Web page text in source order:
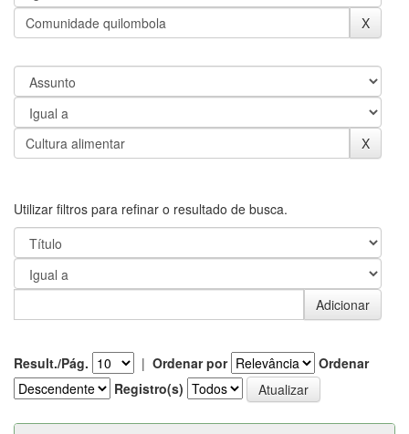
Utilizar filtros para refinar o resultado de busca.
Result./Pág. | Ordenar por
Ordenar
Registro(s)